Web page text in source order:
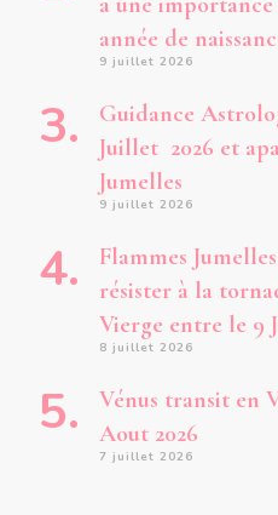
année de
9 juillet 2026
Guidance
Juillet 2026 et
Jumelles
9 juillet 2026
Flammes
résister à la
Vierge entre le 9
8 juillet 2026
Vénus transit en
Aout 2026
7 juillet 2026